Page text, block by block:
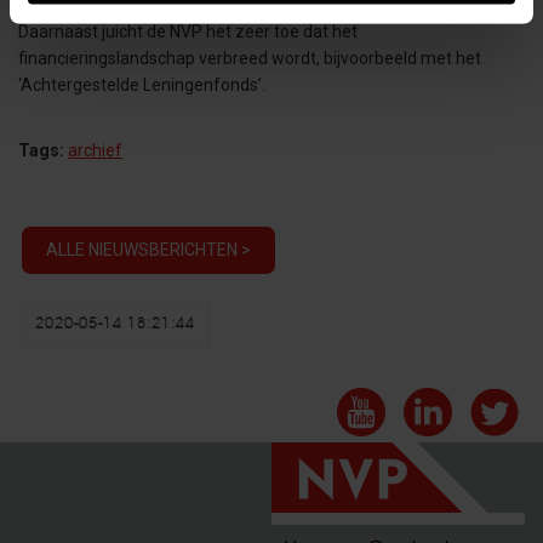
makkelijker nieuw vreemd vermogen kunnen aantrekken.
Daarnaast juicht de NVP het zeer toe dat het
financieringslandschap verbreed wordt, bijvoorbeeld met het
‘Achtergestelde Leningenfonds’.
Tags: archief
ALLE NIEUWSBERICHTEN >
2020-05-14 18:21:44